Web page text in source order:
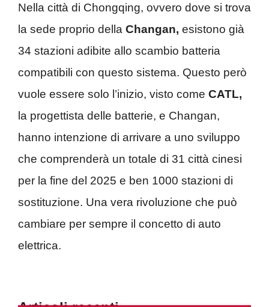
Nella città di Chongqing, ovvero dove si trova
la sede proprio della Changan, esistono già
34 stazioni adibite allo scambio batteria
compatibili con questo sistema. Questo però
vuole essere solo l’inizio, visto come CATL,
la progettista delle batterie, e Changan,
hanno intenzione di arrivare a uno sviluppo
che comprenderà un totale di 31 città cinesi
per la fine del 2025 e ben 1000 stazioni di
sostituzione. Una vera rivoluzione che può
cambiare per sempre il concetto di auto
elettrica.